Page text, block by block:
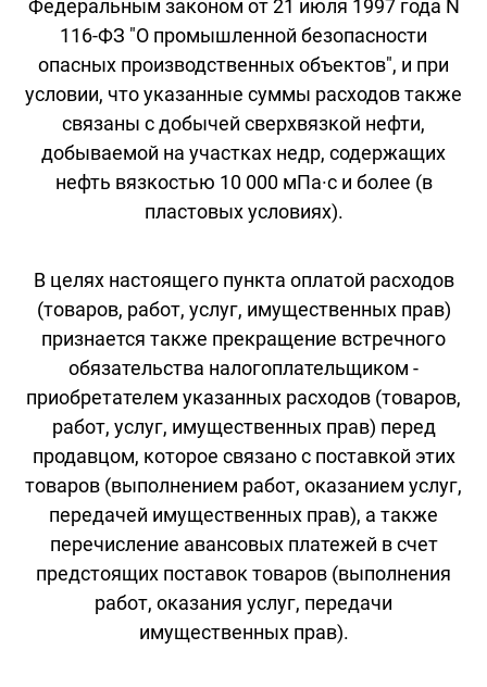
Федеральным законом от 21 июля 1997 года N
116-ФЗ "О промышленной безопасности
опасных производственных объектов", и при
условии, что указанные суммы расходов также
связаны с добычей сверхвязкой нефти,
добываемой на участках недр, содержащих
нефть вязкостью 10 000 мПа·с и более (в
пластовых условиях).
В целях настоящего пункта оплатой расходов
(товаров, работ, услуг, имущественных прав)
признается также прекращение встречного
обязательства налогоплательщиком -
приобретателем указанных расходов (товаров,
работ, услуг, имущественных прав) перед
продавцом, которое связано с поставкой этих
товаров (выполнением работ, оказанием услуг,
передачей имущественных прав), а также
перечисление авансовых платежей в счет
предстоящих поставок товаров (выполнения
работ, оказания услуг, передачи
имущественных прав).